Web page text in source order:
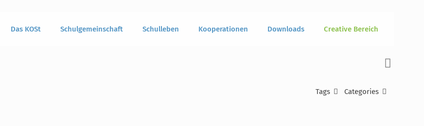
Das KOSt Schulgemeinschaft Schulleben Kooperationen Downloads Creative Bereich
Categories
Tags